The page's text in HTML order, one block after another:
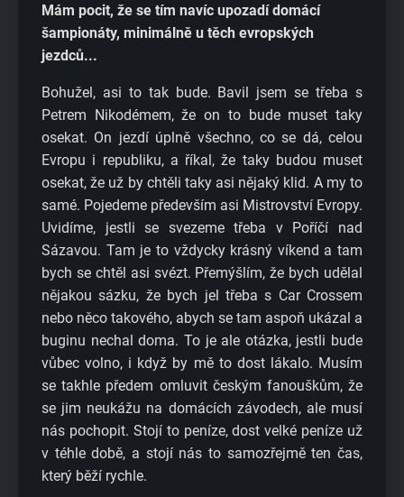
Mám pocit, že se tím navíc upozadí domácí
šampionáty, minimálně u těch evropských
jezdců...
Bohužel, asi to tak bude. Bavil jsem se třeba s
Petrem Nikodémem, že on to bude muset taky
osekat. On jezdí úplně všechno, co se dá, celou
Evropu i republiku, a říkal, že taky budou muset
osekat, že už by chtěli taky asi nějaký klid. A my to
samé. Pojedeme především asi Mistrovství Evropy.
Uvidíme, jestli se svezeme třeba v Poříčí nad
Sázavou. Tam je to vždycky krásný víkend a tam
bych se chtěl asi svézt. Přemýšlím, že bych udělal
nějakou sázku, že bych jel třeba s Car Crossem
nebo něco takového, abych se tam aspoň ukázal a
buginu nechal doma. To je ale otázka, jestli bude
vůbec volno, i když by mě to dost lákalo. Musím
se takhle předem omluvit českým fanouškům, že
se jim neukážu na domácích závodech, ale musí
nás pochopit. Stojí to peníze, dost velké peníze už
v téhle době, a stojí nás to samozřejmě ten čas,
který běží rychle.